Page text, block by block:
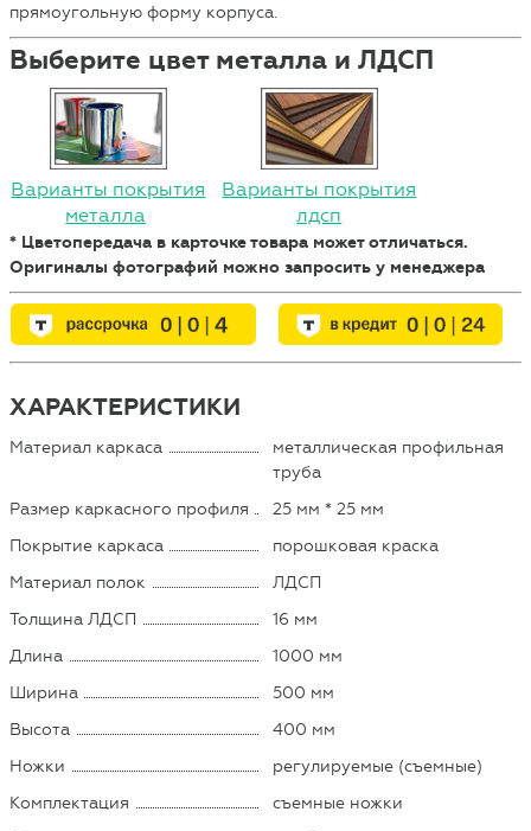
прямоугольную форму корпуса.
Выберите цвет металла и ЛДСП
Варианты покрытия
металла
Варианты покрытия
лдсп
* Цветопередача в карточке товара может отличаться.
Оригиналы фотографий можно запросить у менеджера
ХАРАКТЕРИСТИКИ
Материал каркаса
металлическая профильная
труба
Размер каркасного профиля
25 мм * 25 мм
Покрытие каркаса
порошковая краска
Материал полок
ЛДСП
Толщина ЛДСП
16 мм
Длина
1000 мм
Ширина
500 мм
Высота
400 мм
Ножки
регулируемые (съемные)
Комплектация
съемные ножки